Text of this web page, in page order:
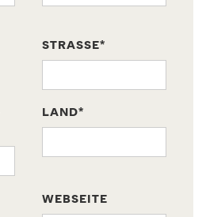
STRASSE*
LAND*
WEBSEITE